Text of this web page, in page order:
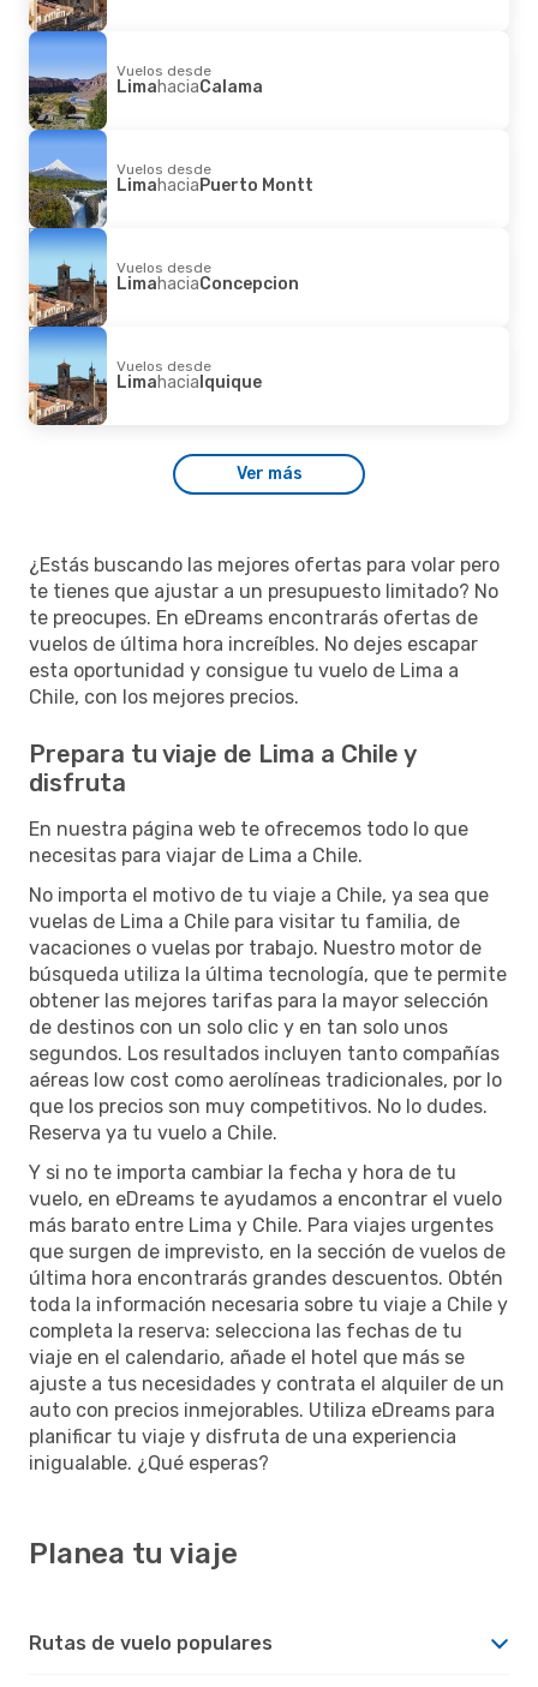
Vuelos desde
LimahaciaCalama
Vuelos desde
LimahaciaPuerto Montt
Vuelos desde
LimahaciaConcepcion
Vuelos desde
LimahaciaIquique
Ver más
¿Estás buscando las mejores ofertas para volar pero
te tienes que ajustar a un presupuesto limitado? No
te preocupes. En eDreams encontrarás ofertas de
vuelos de última hora increíbles. No dejes escapar
esta oportunidad y consigue tu vuelo de Lima a
Chile, con los mejores precios.
Prepara tu viaje de Lima a Chile y
disfruta
En nuestra página web te ofrecemos todo lo que
necesitas para viajar de Lima a Chile.
No importa el motivo de tu viaje a Chile, ya sea que
vuelas de Lima a Chile para visitar tu familia, de
vacaciones o vuelas por trabajo. Nuestro motor de
búsqueda utiliza la última tecnología, que te permite
obtener las mejores tarifas para la mayor selección
de destinos con un solo clic y en tan solo unos
segundos. Los resultados incluyen tanto compañías
aéreas low cost como aerolíneas tradicionales, por lo
que los precios son muy competitivos. No lo dudes.
Reserva ya tu vuelo a Chile.
Y si no te importa cambiar la fecha y hora de tu
vuelo, en eDreams te ayudamos a encontrar el vuelo
más barato entre Lima y Chile. Para viajes urgentes
que surgen de imprevisto, en la sección de vuelos de
última hora encontrarás grandes descuentos. Obtén
toda la información necesaria sobre tu viaje a Chile y
completa la reserva: selecciona las fechas de tu
viaje en el calendario, añade el hotel que más se
ajuste a tus necesidades y contrata el alquiler de un
auto con precios inmejorables. Utiliza eDreams para
planificar tu viaje y disfruta de una experiencia
inigualable. ¿Qué esperas?
Planea tu viaje
Rutas de vuelo populares